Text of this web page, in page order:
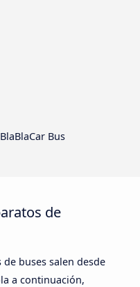
Bus
de
de buses salen desde
a continuación,